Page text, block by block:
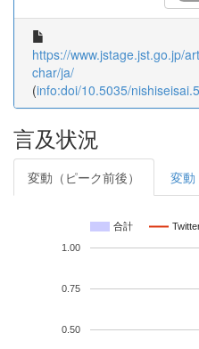
https://www.jstage.jst.go.jp/
char/ja/
(info:doi/10.5035/
言及状況
変動（ピーク前後） 変動
合計
0.50
0.75
1.00